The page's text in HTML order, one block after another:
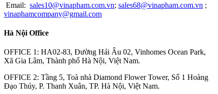
GOOT
OPTEX-FA
MITOTUYO
Email: sales10@vinapham.com.vn; sales68@vinapham.com.vn ;
vinaphamcompany@gmail.com
Hà Nội Office
OFFICE 1: HA02-83, Đường Hải Âu 02, Vinhomes Ocean Park,
Xã Gia Lâm, Thành phố Hà Nội, Việt Nam.
OFFICE 2: Tầng 5, Toà nhà Diamond Flower Tower, Số 1 Hoàng
Đạo Thúy, P. Thanh Xuân, TP. Hà Nội, Việt Nam.